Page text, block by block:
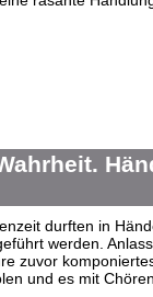
durften in
werden.
zuvor
und es mit